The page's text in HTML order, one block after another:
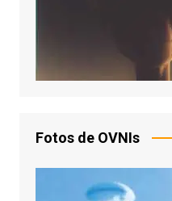
Fotos de OVNIs